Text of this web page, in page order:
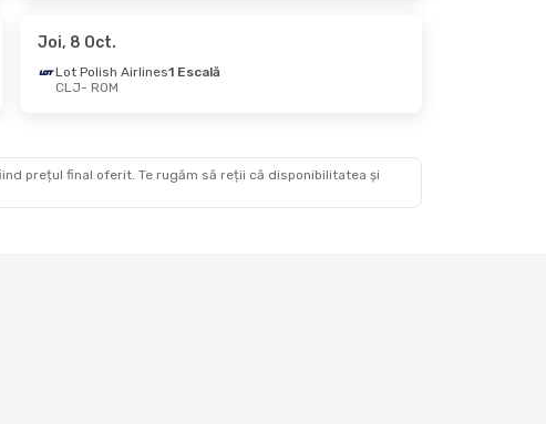
- Lun., 5 Oct.
Joi, 8 Oct.
Lot Polish Airlines1 Escală
CLJ- ROM
prețul final oferit. Te rugăm să reții că disponibilitatea și